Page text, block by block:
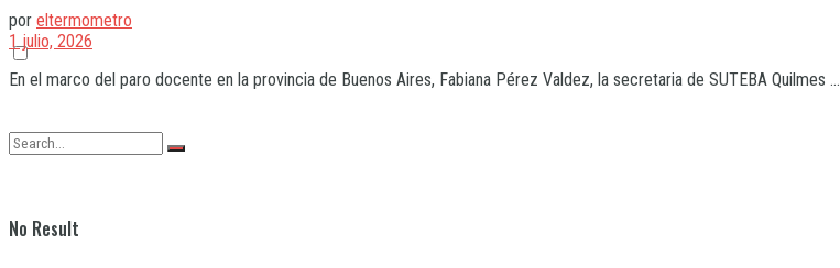
No Result
por eltermometro
1 julio, 2026
En el marco del paro docente en la provincia de Buenos Aires, Fabiana Pérez Valdez, la secretaria de SUTEBA Quilmes ...